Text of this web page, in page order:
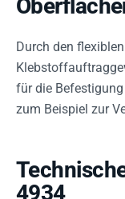
Durch den
für die
zum Beispiel zur
4934